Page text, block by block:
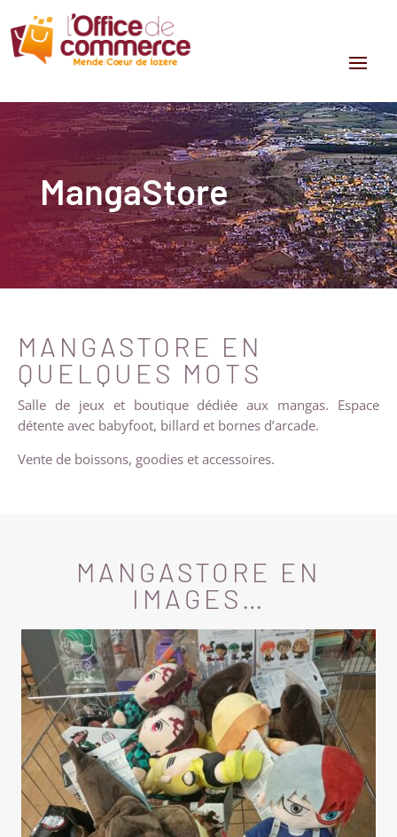
MangaStore
MANGASTORE EN
QUELQUES MOTS
Salle de jeux et boutique dédiée aux mangas. Espace
détente avec babyfoot, billard et bornes d’arcade.
Vente de boissons, goodies et accessoires.
MANGASTORE EN
IMAGES…